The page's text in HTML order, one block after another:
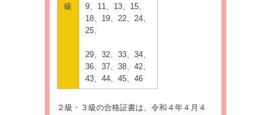
級
9、11、13、15、
18、19、22、24、
25、
29、32、33、34、
36、37、38、42、
43、44、45、46
２級・３級の合格証書は、令和４年４月４